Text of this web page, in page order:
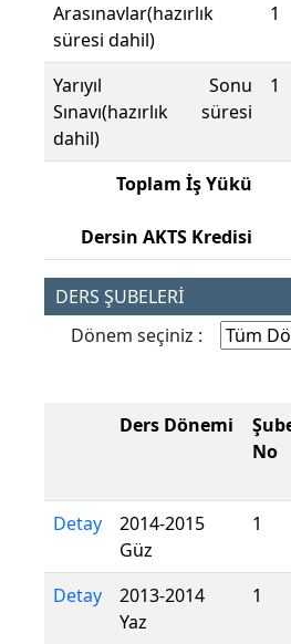
Arasınavlar(hazırlık
süresi dahil)
1
Yarıyıl Sonu
Sınavı(hazırlık süresi
dahil)
1
Toplam İş Yükü
Dersin AKTS Kredisi
DERS ŞUBELERİ
Dönem seçiniz :
Ders Dönemi
No
Detay
2014-2015
Güz
1
Detay
2013-2014
Yaz
1